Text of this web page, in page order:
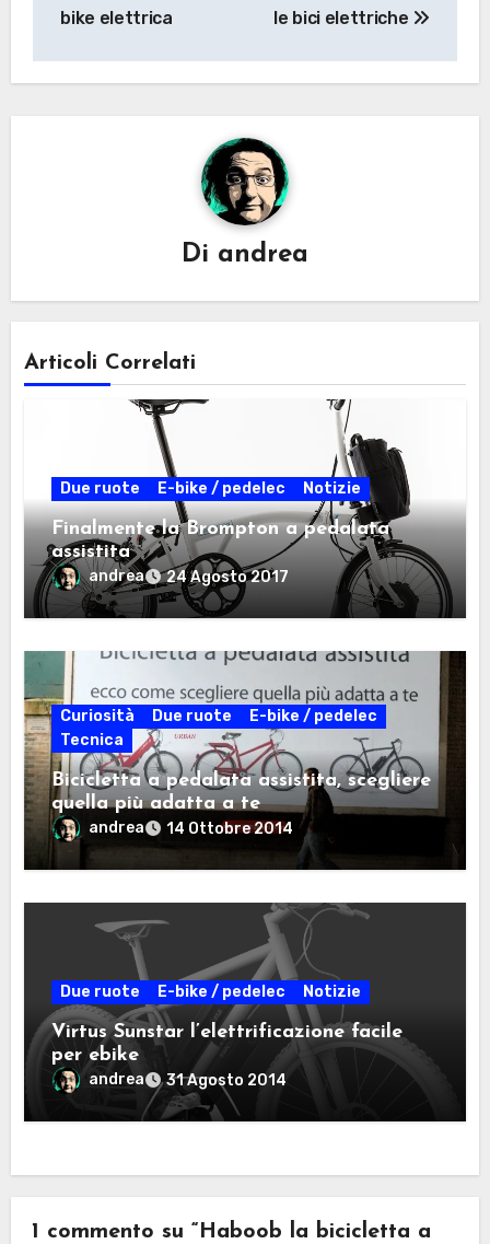
bike elettrica le bici elettriche
Di andrea
Articoli Correlati
Due ruote E-bike / pedelec Notizie
Finalmente la Brompton a pedalata
assistita
andrea 24 Agosto 2017
Curiosità Due ruote
E-bike / pedelec
Tecnica
Bicicletta a pedalata assistita, scegliere
quella più adatta a te
andrea 14 Ottobre 2014
Due ruote E-bike / pedelec Notizie
Virtus Sunstar l’elettrificazione facile
per ebike
andrea 31 Agosto 2014
1 commento su “Haboob la bicicletta a